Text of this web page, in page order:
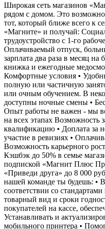
Широкая сеть магазинов
рядом с домом. Это
тот, который ближе всего к
«Магните» и получай:
трудоустройство с 1-го
Оплачиваемый отпуск,
зарплата два раза в месяц
книжка и ежегодные
Комфортные условия •
полную или частичную
или очным обучением. В
доступны ночные смены •
Опыт работы не важен - мы
на всех этапах Возможность
квалификацию • Доплата за
участие в ревизиях •
Возможность карьерного
Кэшбэк до 50% в семье
подпиской «Магнит Плюс
«Приведи друга» до 8 000
нашей команде ты будешь: •
соответствии со
товарный вид и сроки
покупателей на кассе,
Устанавливать и
мобильного принтера •